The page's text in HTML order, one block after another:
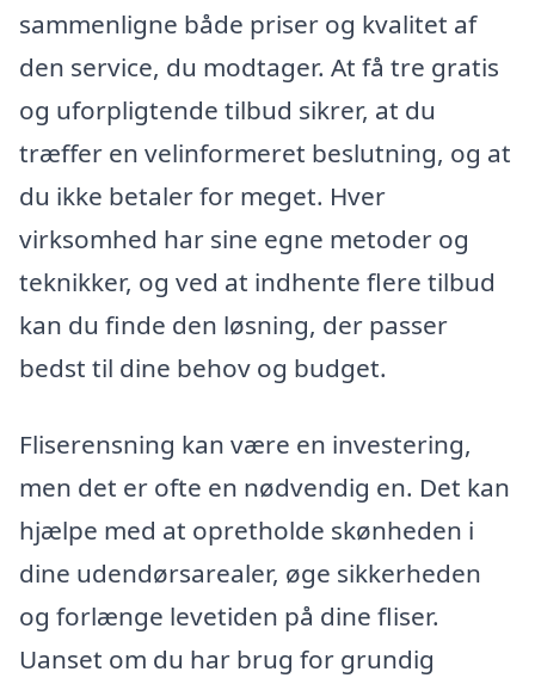
sammenligne både priser og kvalitet af
den service, du modtager. At få tre gratis
og uforpligtende tilbud sikrer, at du
træffer en velinformeret beslutning, og at
du ikke betaler for meget. Hver
virksomhed har sine egne metoder og
teknikker, og ved at indhente flere tilbud
kan du finde den løsning, der passer
bedst til dine behov og budget.
Fliserensning kan være en investering,
men det er ofte en nødvendig en. Det kan
hjælpe med at opretholde skønheden i
dine udendørsarealer, øge sikkerheden
og forlænge levetiden på dine fliser.
Uanset om du har brug for grundig